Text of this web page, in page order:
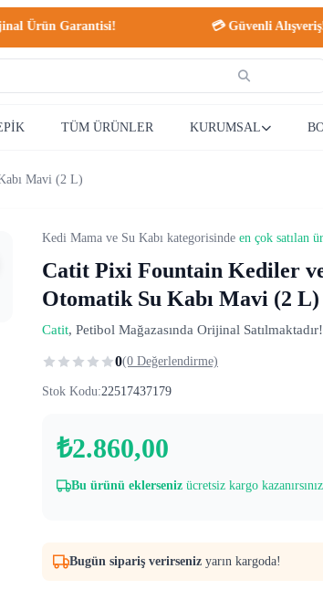
Garantisi! 💳 Güvenli Alışveriş!
TÜM ÜRÜNLER KURUMSAL
Mavi (2 L)
Kedi Mama ve Su Kabı kategorisinde en çok satılan
Catit Pixi Fountain Kediler
Otomatik Su Kabı Mavi (2 L)
Catit, Petibol Mağazasında Orijinal Satılmaktadır!
0(0 Değerlendirme)
Stok Kodu:22517437179
₺2.860,00
Bu ürünü eklerseniz ücretsiz kargo
Bugün sipariş verirseniz yarın kargoda!